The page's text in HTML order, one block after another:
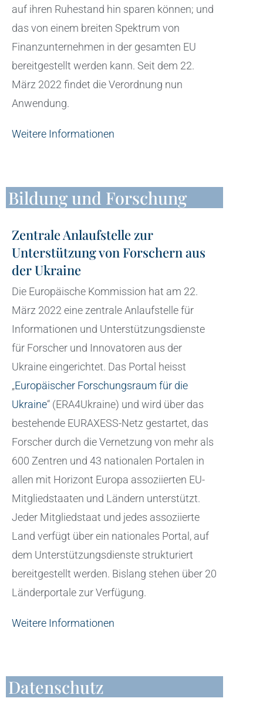
auf ihren Ruhestand hin sparen können; und
das von einem breiten Spektrum von
Finanzunternehmen in der gesamten EU
bereitgestellt werden kann. Seit dem 22.
März 2022 findet die Verordnung nun
Anwendung.
Weitere Informationen
Bildung und Forschung
Zentrale Anlaufstelle zur
Unterstützung von Forschern aus
der Ukraine
Die Europäische Kommission hat am 22.
März 2022 eine zentrale Anlaufstelle für
Informationen und Unterstützungsdienste
für Forscher und Innovatoren aus der
Ukraine eingerichtet. Das Portal heisst
„Europäischer Forschungsraum für die
Ukraine“ (ERA4Ukraine) und wird über das
bestehende EURAXESS-Netz gestartet, das
Forscher durch die Vernetzung von mehr als
600 Zentren und 43 nationalen Portalen in
allen mit Horizont Europa assoziierten EU-
Mitgliedstaaten und Ländern unterstützt.
Jeder Mitgliedstaat und jedes assoziierte
Land verfügt über ein nationales Portal, auf
dem Unterstützungsdienste strukturiert
bereitgestellt werden. Bislang stehen über 20
Länderportale zur Verfügung.
Weitere Informationen
Datenschutz